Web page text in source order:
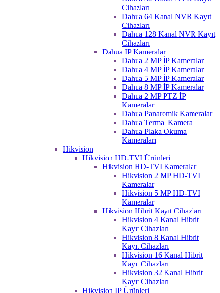
Cihazları
Dahua 64 Kanal NVR Kayıt
Cihazları
Dahua 128 Kanal NVR Kayıt
Cihazları
Dahua IP Kameralar
Dahua 2 MP İP Kameralar
Dahua 4 MP İP Kameralar
Dahua 5 MP İP Kameralar
Dahua 8 MP İP Kameralar
Dahua 2 MP PTZ İP
Kameralar
Dahua Panaromik Kameralar
Dahua Termal Kamera
Dahua Plaka Okuma
Kameraları
Hikvision
Hikvision HD-TVI Ürünleri
Hikvision HD-TVI Kameralar
Hikvision 2 MP HD-TVI
Kameralar
Hikvision 5 MP HD-TVI
Kameralar
Hikvision Hibrit Kayıt Cihazları
Hikvision 4 Kanal Hibrit
Kayıt Cihazları
Hikvision 8 Kanal Hibrit
Kayıt Cihazları
Hikvision 16 Kanal Hibrit
Kayıt Cihazları
Hikvision 32 Kanal Hibrit
Kayıt Cihazları
Hikvision IP Ürünleri